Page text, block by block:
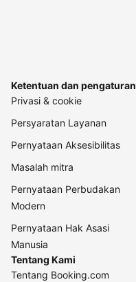
Ketentuan dan pengaturan
Privasi & cookie
Persyaratan Layanan
Pernyataan Aksesibilitas
Masalah mitra
Pernyataan Perbudakan
Modern
Pernyataan Hak Asasi
Manusia
Tentang Kami
Tentang Booking.com